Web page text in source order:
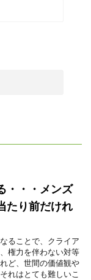
・・・メンズ
たり前だけれ
ることで、クライア
権力を伴わない対等
ど、世間の価値観や
れはとても難しいこ